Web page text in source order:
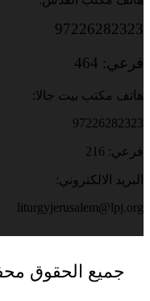
97226282323
فرعي: 464
هاتف مكتب بيت جالا:
97226282323
فرعي: 216
البريد الالكتروني:
liturgyjerusalem@lpj.org
جميع الحقوق